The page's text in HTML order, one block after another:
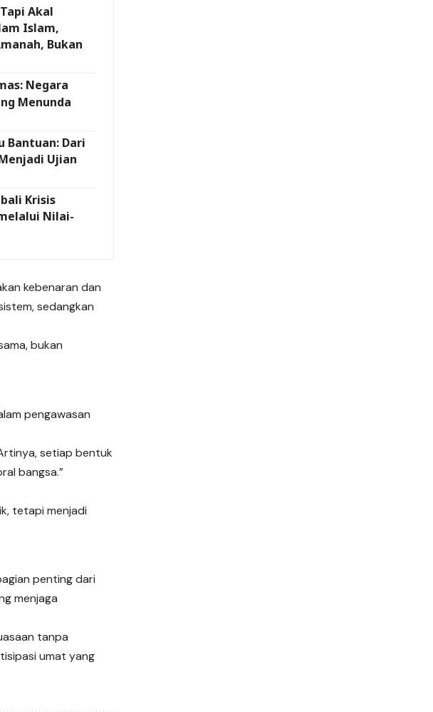
Akal
Islam,
Bukan
Negara
Menunda
Bantuan: Dari
Ujian
Krisis
Nilai-
kebenaran dan
sedangkan
bukan
pengawasan
setiap bentuk
bangsa.”
tetapi menjadi
penting dari
menjaga
tanpa
umat yang